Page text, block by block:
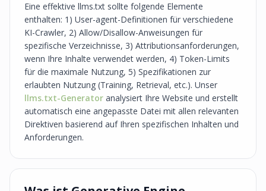
Eine effektive llms.txt sollte folgende Elemente
enthalten: 1) User-agent-Definitionen für verschiedene
KI-Crawler, 2) Allow/Disallow-Anweisungen für
spezifische Verzeichnisse, 3) Attributionsanforderungen,
wenn Ihre Inhalte verwendet werden, 4) Token-Limits
für die maximale Nutzung, 5) Spezifikationen zur
erlaubten Nutzung (Training, Retrieval, etc.). Unser
llms.txt-Generator analysiert Ihre Website und erstellt
automatisch eine angepasste Datei mit allen relevanten
Direktiven basierend auf Ihren spezifischen Inhalten und
Anforderungen.